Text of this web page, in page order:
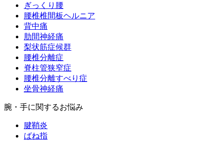
ぎっくり腰
腰椎椎間板ヘルニア
背中痛
肋間神経痛
梨状筋症候群
腰椎分離症
脊柱管狭窄症
腰椎分離すべり症
坐骨神経痛
腕・手に関するお悩み
腱鞘炎
ばね指